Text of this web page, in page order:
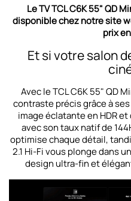
LeTV TCL C6K 55" QD
disponiblechez notre site
prix
Et si votre salon
Avec le TCL C6K 55" QD
contraste précis grâce à
image éclatante en HDR
avec son taux natif de
optimise chaque détail,
2.1 Hi-Fi vous plonge dans
design ultra-fin et